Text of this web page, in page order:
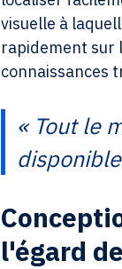
visuelle à
rapidement sur
connaissances
« Tout le
l'égard